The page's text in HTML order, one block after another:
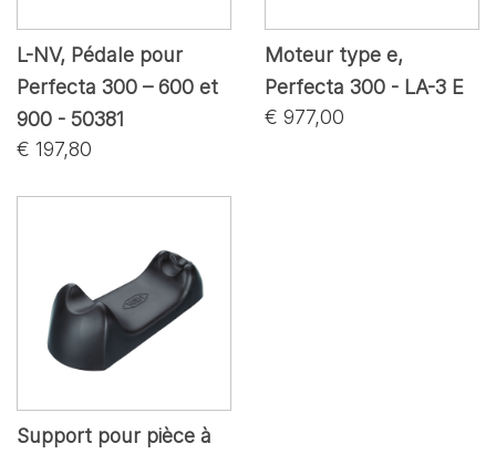
L-NV, Pédale pour
Perfecta 300 – 600 et
900 - 50381
€ 197,80
Moteur type e,
Perfecta 300 - LA-3 E
€ 977,00
Support pour pièce à